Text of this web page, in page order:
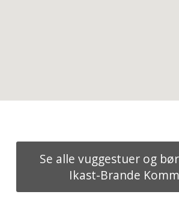
Se alle vuggestuer og
Ikast-Brande